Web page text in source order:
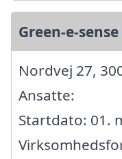
Green-e-sense
Nordvej 27,
Ansatte:
Startdato: 01.